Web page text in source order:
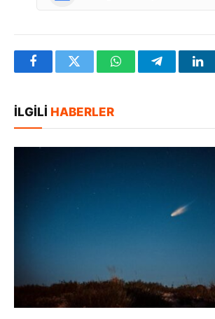
FacebookTwitter WhatsAppTelegram
İLGILI HABERLER